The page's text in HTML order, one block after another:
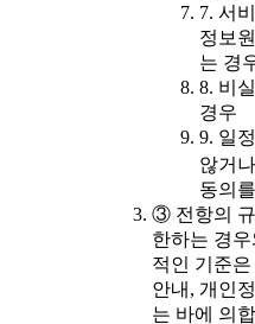
7. 서
정보
는 경
8. 비
경우
9. 일
않거
동의
③ 전항의 규
한하는 경
적인 기준
안내, 개인
는 바에 의